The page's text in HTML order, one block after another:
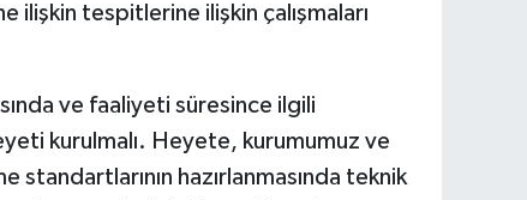
ilişkin tespitlerine ilişkin çalışmaları
ve faaliyeti süresince ilgili
kurulmalı. Heyete, kurumumuz ve
hazırlanmasında teknik